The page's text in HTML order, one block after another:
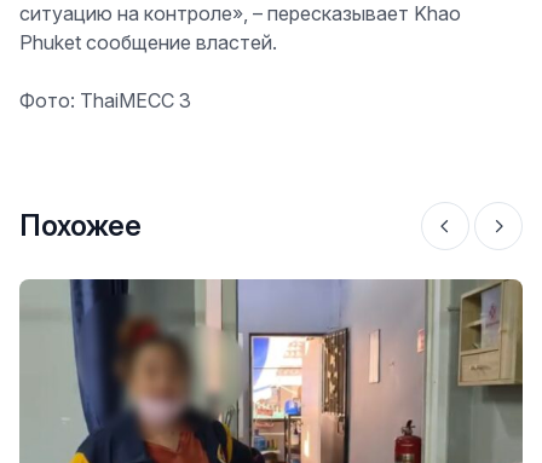
ситуацию на контроле», – пересказывает Khao
Phuket сообщение властей.
Фото: ThaiMECC 3
Похожее